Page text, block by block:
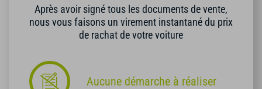
Après avoir signé tous les documents de vente,
nous vous faisons un virement instantané du prix
de rachat de votre voiture
Aucune démarche à réaliser